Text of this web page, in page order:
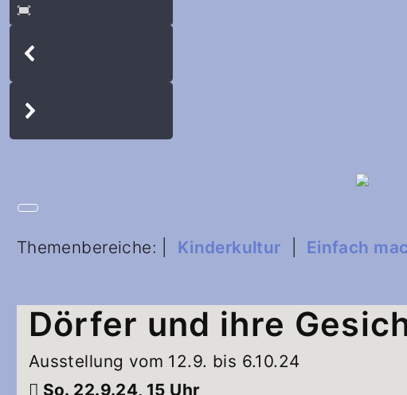
Themenbereiche: | Kinderkultur Einfach
Dörfer und ihre
Ausstellung vom 12.9. bis 6.10.24
So. 22.9.24, 15 Uhr